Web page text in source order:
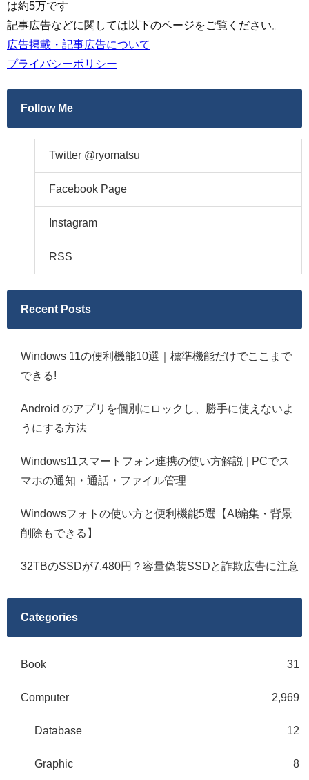
は約5万です
記事広告などに関しては以下のページをご覧ください。
広告掲載・記事広告について
プライバシーポリシー
Follow Me
Twitter @ryomatsu
Facebook Page
Instagram
RSS
Recent Posts
Windows 11の便利機能10選｜標準機能だけでここまで
できる!
Android のアプリを個別にロックし、勝手に使えないよ
うにする方法
Windows11スマートフォン連携の使い方解説 | PCでス
マホの通知・通話・ファイル管理
Windowsフォトの使い方と便利機能5選【AI編集・背景
削除もできる】
32TBのSSDが7,480円？容量偽装SSDと詐欺広告に注意
Categories
Book 31
Computer 2,969
Database 12
Graphic 8